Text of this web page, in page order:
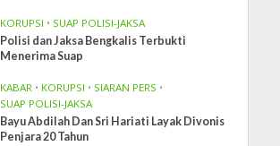
KORUPSI • SUAP POLISI-JAKSA
Polisi dan Jaksa Bengkalis Terbukti
Menerima Suap
KABAR • KORUPSI • SIARAN PERS •
SUAP POLISI-JAKSA
Bayu Abdilah Dan Sri Hariati Layak Divonis
Penjara 20 Tahun